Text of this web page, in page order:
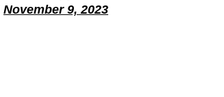
November 9, 2023